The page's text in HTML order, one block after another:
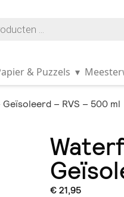
& Puzzels ▾
– RVS – 500 ml
€21,95